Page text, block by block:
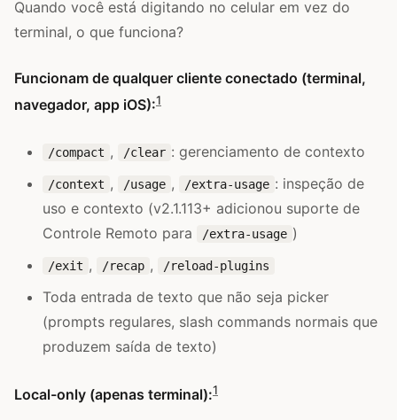
Quando você está digitando no celular em vez do
terminal, o que funciona?
Funcionam de qualquer cliente conectado (terminal,
navegador, app iOS):1
/compact , /clear : gerenciamento de contexto
/context , /usage , /extra-usage : inspeção de
uso e contexto (v2.1.113+ adicionou suporte de
Controle Remoto para
/extra-usage )
/exit , /recap , /reload-plugins
Toda entrada de texto que não seja picker
(prompts regulares, slash commands normais que
produzem saída de texto)
Local-only (apenas terminal):1